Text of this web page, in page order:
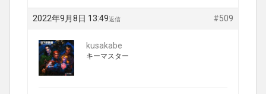
2022年9月8日 13:49 #509
返信
kusakabe
キーマスター